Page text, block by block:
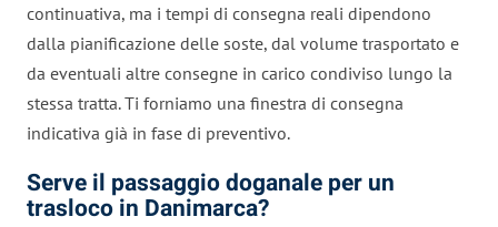
continuativa, ma i tempi di consegna reali dipendono
dalla pianificazione delle soste, dal volume trasportato e
da eventuali altre consegne in carico condiviso lungo la
stessa tratta. Ti forniamo una finestra di consegna
indicativa già in fase di preventivo.
Serve il passaggio doganale per un
trasloco in Danimarca?